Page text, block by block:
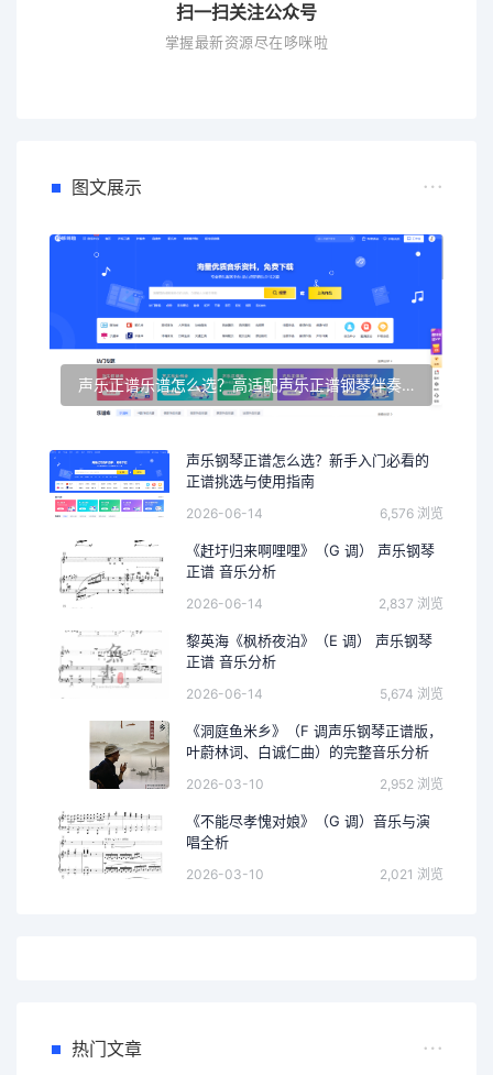
扫一扫关注公众号
掌握最新资源尽在哆咪啦
图文展示
声乐正谱乐谱怎么选？高适配声乐正谱钢琴伴奏资源推荐
声乐钢琴正谱怎么选？新手入门必看的
正谱挑选与使用指南
2026-06-14 6,576 浏览
《赶圩归来啊哩哩》（G 调） 声乐钢琴
正谱 音乐分析
2026-06-14 2,837 浏览
黎英海《枫桥夜泊》（E 调） 声乐钢琴
正谱 音乐分析
2026-06-14 5,674 浏览
《洞庭鱼米乡》（F 调声乐钢琴正谱版，
叶蔚林词、白诚仁曲）的完整音乐分析
2026-03-10 2,952 浏览
《不能尽孝愧对娘》（G 调）音乐与演
唱全析
2026-03-10 2,021 浏览
热门文章